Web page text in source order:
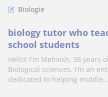
Biologie
biology tutor who
school students
Hello! I'm Mehvish, 38 years
Biological sciences. I’m an
dedicated to helping middle...